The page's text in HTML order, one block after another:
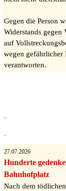
Gegen die Person
Widerstands
auf
wegen
verantworten.
27.07.2026
Hunderte
Bahnhofplatz
Nach dem